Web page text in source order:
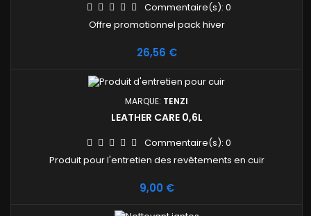
Commentaire(s): 0
Offre promotionnel pack hiver
Prix
26,56 €
MARQUE: TENZI
LEATHER CARE 0,6L
Commentaire(s): 0
Produit pour l'entretien des revêtements en cuir
Prix
9,00 €